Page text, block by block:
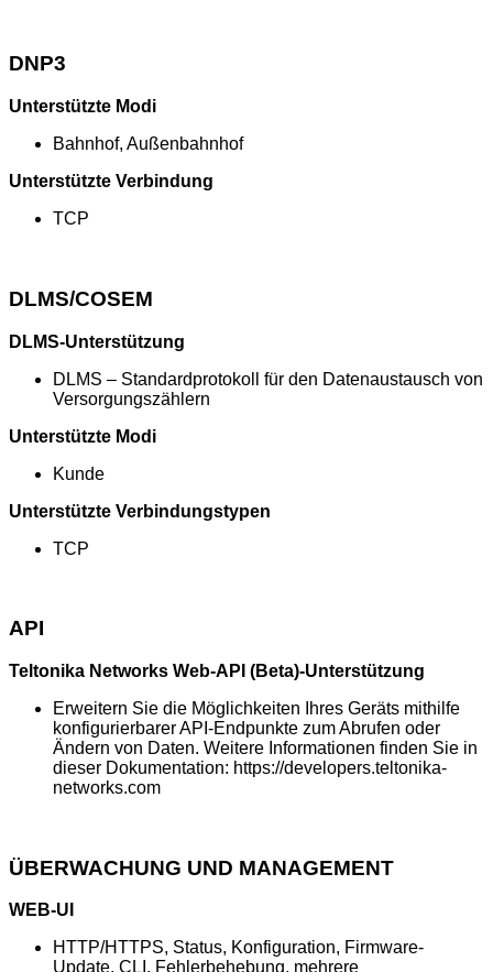
DNP3
Unterstützte Modi
Bahnhof, Außenbahnhof
Unterstützte Verbindung
TCP
DLMS/COSEM
DLMS-Unterstützung
DLMS – Standardprotokoll für den Datenaustausch von
Versorgungszählern
Unterstützte Modi
Kunde
Unterstützte Verbindungstypen
TCP
API
Teltonika Networks Web-API (Beta)-Unterstützung
Erweitern Sie die Möglichkeiten Ihres Geräts mithilfe
konfigurierbarer API-Endpunkte zum Abrufen oder
Ändern von Daten. Weitere Informationen finden Sie in
dieser Dokumentation: https://developers.teltonika-
networks.com
ÜBERWACHUNG UND MANAGEMENT
WEB-UI
HTTP/HTTPS, Status, Konfiguration, Firmware-
Update, CLI, Fehlerbehebung, mehrere